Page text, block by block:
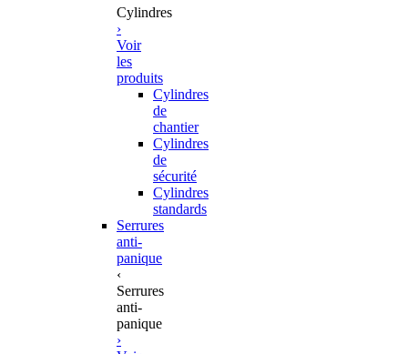
Cylindres
›
Voir
les
produits
Cylindres
de
chantier
Cylindres
de
sécurité
Cylindres
standards
Serrures
anti-
panique
‹
Serrures
anti-
panique
›